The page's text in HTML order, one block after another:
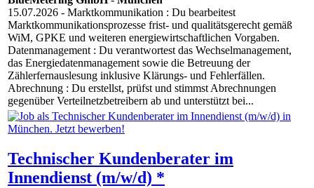
15.07.2026 - Marktkommunikation : Du bearbeitest
Marktkommunikationsprozesse frist- und qualitätsgerecht gemäß
WiM, GPKE und weiteren energiewirtschaftlichen Vorgaben.
Datenmanagement : Du verantwortest das Wechselmanagement,
das Energiedatenmanagement sowie die Betreuung der
Zählerfernauslesung inklusive Klärungs- und Fehlerfällen.
Abrechnung : Du erstellst, prüfst und stimmst Abrechnungen
gegenüber Verteilnetzbetreibern ab und unterstützt bei...
Technischer Kundenberater im
Innendienst (m/w/d) *